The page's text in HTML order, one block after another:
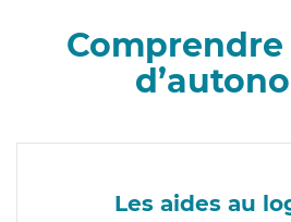
Les aides au